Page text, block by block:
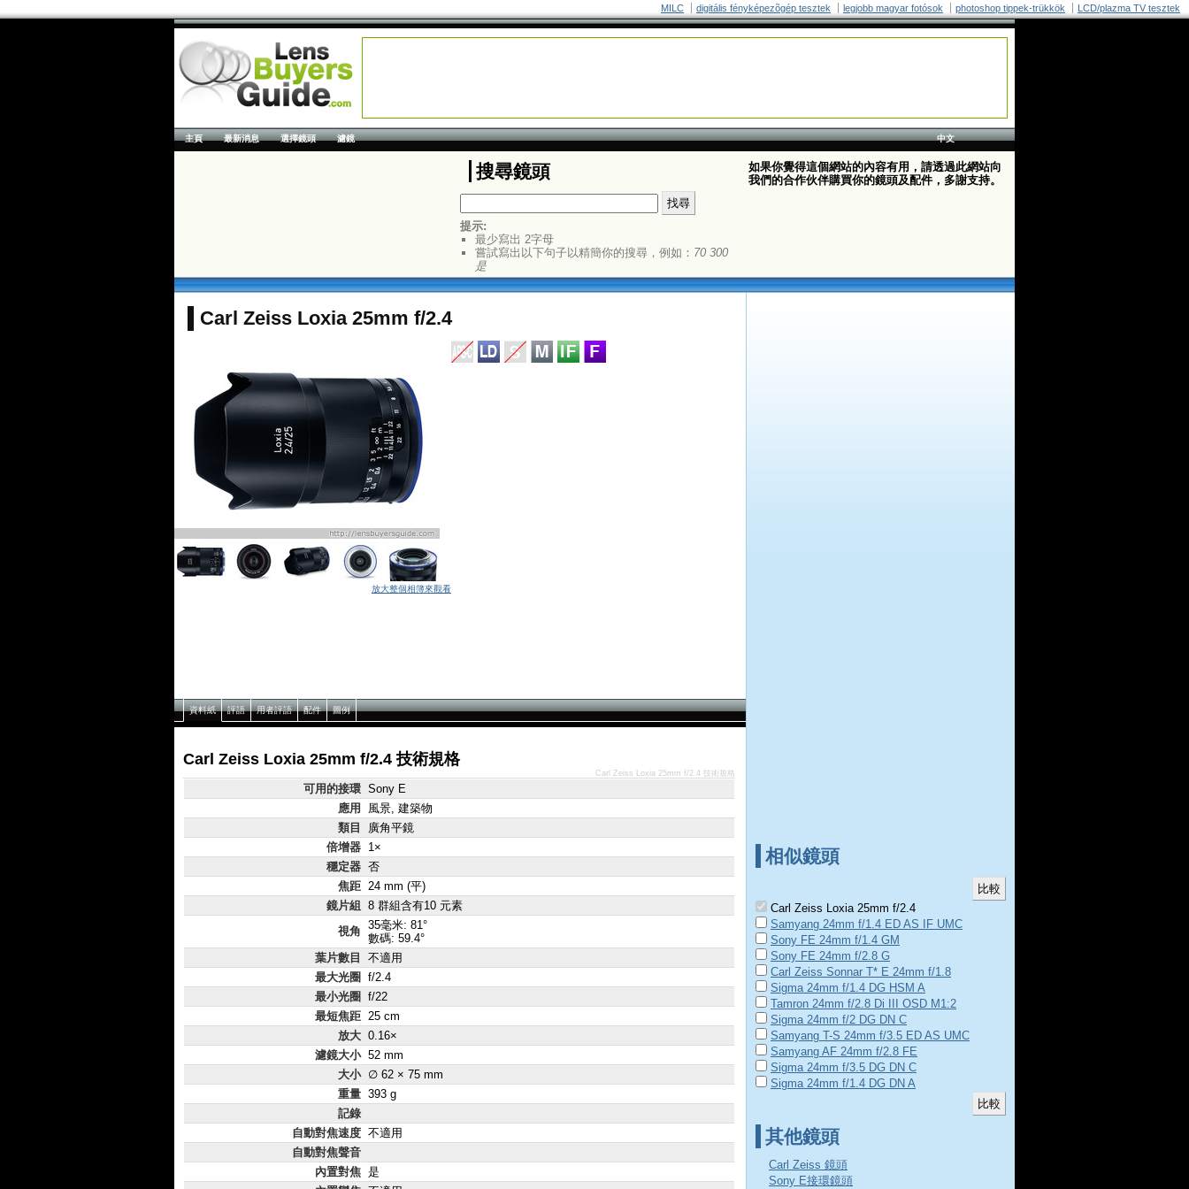
MILC digitális fényképezõgép tesztek legjobb magyar fotósok photoshop tippek-trükkök LCD/plazma TV tesztek
中文
主頁 最新消息 選擇鏡頭 濾鏡
搜尋鏡頭
提示:
最少寫出 2字母
嘗試寫出以下句子以精簡你的搜尋，例如： 70 300
是
如果你覺得這個網站的內容有用，請透過此網站向
我們的合作伙伴購買你的鏡頭及配件，多謝支持。
Carl Zeiss Loxia 25mm f/2.4
放大整個相簿來觀看
資料紙 評語 用者評語 配件 圖例
Carl Zeiss Loxia 25mm f/2.4 技術規格
可用的接環 Sony E
應用
風景, 建築物
類目
廣角平鏡
倍增器 1×
穩定器 否
焦距 24 mm (平)
鏡片組
8 群組含有10 元素
視角 35毫米: 81°
數碼: 59.4°
葉片數目
不適用
最大光圈
f/2.4
最小光圈
f/22
最短焦距 25 cm
放大 0.16×
濾鏡大小 52 mm
大小 ∅ 62 × 75 mm
重量 393 g
記錄
自動對焦速度 不適用
自動對焦聲音
內置對焦 是
Carl Zeiss Loxia 25mm f/2.4 技術規格
相似鏡頭
Carl Zeiss Loxia 25mm f/2.4
Samyang 24mm f/1.4 ED AS IF UMC
Sony FE 24mm f/1.4 GM
Sony FE 24mm f/2.8 G
Carl Zeiss Sonnar T* E 24mm f/1.8
Sigma 24mm f/1.4 DG HSM A
Tamron 24mm f/2.8 Di III OSD M1:2
Sigma 24mm f/2 DG DN C
Samyang T-S 24mm f/3.5 ED AS UMC
Samyang AF 24mm f/2.8 FE
Sigma 24mm f/3.5 DG DN C
Sigma 24mm f/1.4 DG DN A
其他鏡頭
Carl Zeiss 鏡頭
Sony E接環鏡頭